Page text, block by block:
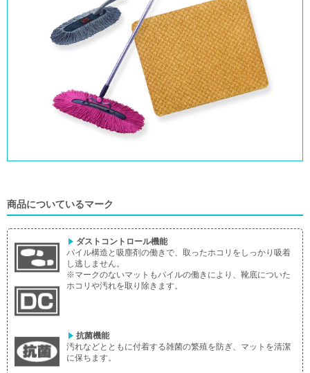
商品についているマーク
ダストコントロール機能
パイル構造と吸塵剤の働きで、取ったホコリをしっかり吸着
し逃しません。
※マークのないマットもパイルの働きにより、靴底についた
ホコリや汚れを取り除きます。
抗菌機能
汚れなどとともに付着する雑菌の繁殖を防ぎ、マットを清潔
に保ちます。